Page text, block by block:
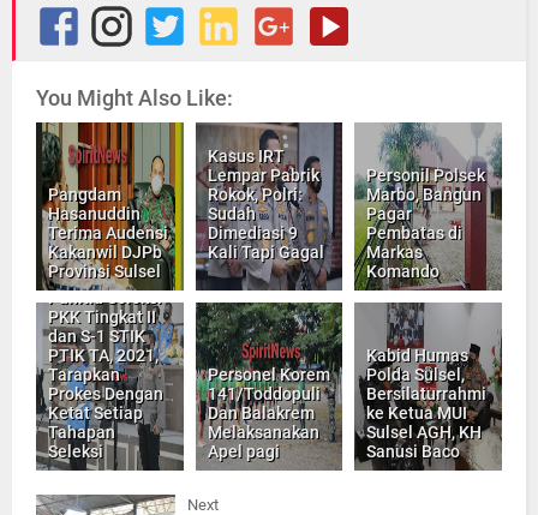
You Might Also Like:
Pangdam
Hasanuddin
Terima Audensi
Kakanwil DJPb
Provinsi Sulsel
Kasus IRT
Lempar Pabrik
Rokok, Polri:
Sudah
Dimediasi 9
Kali Tapi Gagal
Personil Polsek
Marbo, Bangun
Pagar
Pembatas di
Markas
Komando
PKK Tingkat II
dan S-1 STIK
PTIK TA, 2021,
Tarapkan
Prokes Dengan
Ketat Setiap
Tahapan
Seleksi
Personel Korem
141/Toddopuli
Dan Balakrem
Melaksanakan
Apel pagi
Kabid Humas
Polda Sulsel,
Bersilaturrahmi
ke Ketua MUI
Sulsel AGH, KH
Sanusi Baco
Next